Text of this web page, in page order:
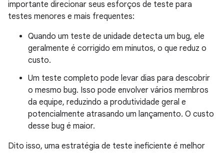
importante direcionar seus esforços de teste para
testes menores e mais frequentes:
Quando um teste de unidade detecta um bug, ele
geralmente é corrigido em minutos, o que reduz o
custo.
Um teste completo pode levar dias para descobrir
o mesmo bug. Isso pode envolver vários membros
da equipe, reduzindo a produtividade geral e
potencialmente atrasando um lançamento. O custo
desse bug é maior.
Dito isso, uma estratégia de teste ineficiente é melhor